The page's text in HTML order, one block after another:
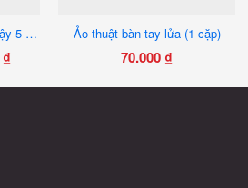
Ảo thuật đuốc lửa thành gậy 5 nhánh
₫
Ảo thuật bàn tay lửa (1 cặp)
70.000 ₫